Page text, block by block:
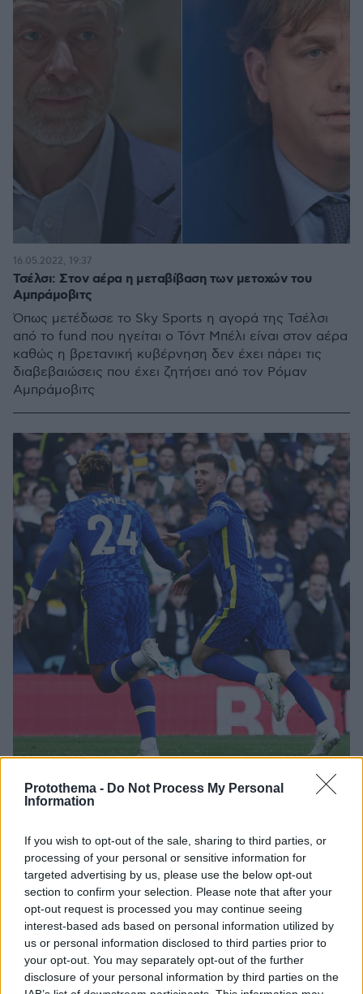
Protothema - Do Not Process My Personal
Information
If you wish to opt-out of the sale, sharing to third parties, or
processing of your personal or sensitive information for
targeted advertising by us, please use the below opt-out
section to confirm your selection. Please note that after your
opt-out request is processed you may continue seeing
interest-based ads based on personal information utilized by
us or personal information disclosed to third parties prior to
your opt-out. You may separately opt-out of the further
disclosure of your personal information by third parties on the
Τσέλσι: Στον αέρα η μεταβίβαση των μετοχών του
Αμπράμοβιτς
Όπως μετέδωσε το Sky Sports η αγορά της Τσέλσι
από το fund που ηγείται ο Τόντ Μπέλι είναι στον αέρα
καθώς η βρετανική κυβέρνηση δεν έχει πάρει τις
διαβεβαιώσεις που έχει ζητήσει από τον Ρόμαν
Αμπράμοβιτς
16.05.2022, 19:37
Η Τσέλσι θα διαφημίζει εταιρεία κρυπτονομισμάτων στη
Από τη σεζόν 2022-23 στη φανέλα της Τσέλσι θα
διαφημίζεται εταιρεία κρυπτονομισμάτων - Η πρώτη
συμφωνία του συλλόγου στην μετά Αμπράμοβιτς
εποχή
12.05.2022, 16:38